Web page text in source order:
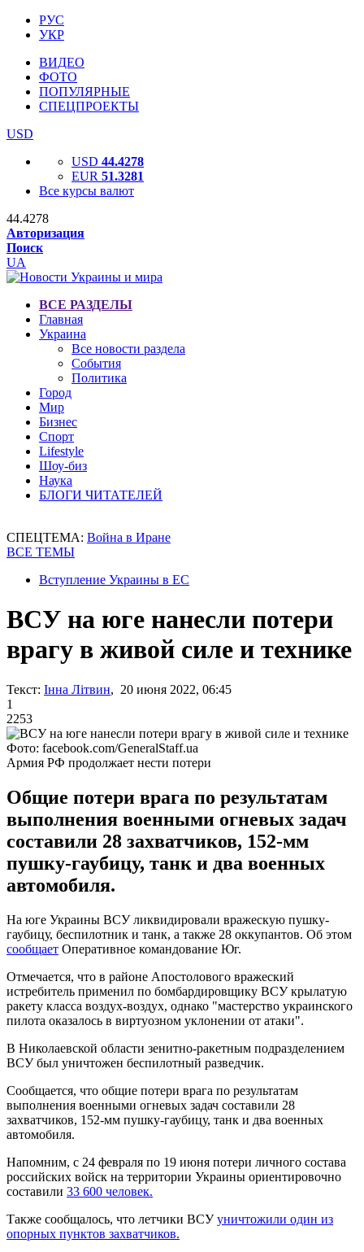
РУС
УКР
ВИДЕО
ФОТО
ПОПУЛЯРНЫЕ
СПЕЦПРОЕКТЫ
USD
USD 44.4278
EUR 51.3281
Все курсы валют
44.4278
Авторизация
Поиск
UA
ВСЕ РАЗДЕЛЫ
Главная
Украина
Все новости раздела
События
Политика
Город
Мир
Бизнес
Спорт
Lifestyle
Шоу-биз
Наука
БЛОГИ ЧИТАТЕЛЕЙ
СПЕЦТЕМА: Война в Иране
ВСЕ ТЕМЫ
Вступление Украины в ЕС
ВСУ на юге нанесли потери
врагу в живой силе и технике
Текст: Інна Літвин, 20 июня 2022, 06:45
1
2253
Фото: facebook.com/GeneralStaff.ua
Армия РФ продолжает нести потери
Общие потери врага по результатам
выполнения военными огневых задач
составили 28 захватчиков, 152-мм
пушку-гаубицу, танк и два военных
автомобиля.
На юге Украины ВСУ ликвидировали вражескую пушку-
гаубицу, беспилотник и танк, а также 28 оккупантов. Об этом
сообщает Оперативное командование Юг.
Отмечается, что в районе Апостолового вражеский
истребитель применил по бомбардировщику ВСУ крылатую
ракету класса воздух-воздух, однако "мастерство украинского
пилота оказалось в виртуозном уклонении от атаки".
В Николаевской области зенитно-ракетным подразделением
ВСУ был уничтожен беспилотный разведчик.
Сообщается, что общие потери врага по результатам
выполнения военными огневых задач составили 28
захватчиков, 152-мм пушку-гаубицу, танк и два военных
автомобиля.
Напомним, с 24 февраля по 19 июня потери личного состава
российских войск на территории Украины ориентировочно
составили 33 600 человек.
Также сообщалось, что летчики ВСУуничтожили один из
опорных пунктов захватчиков.